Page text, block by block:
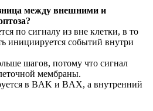
между внешними и
по сигналу из вне клетки, в то
инициируется событий внутри
шагов, потому что сигнал
мембраны.
в BAK и BAX, а внутренний